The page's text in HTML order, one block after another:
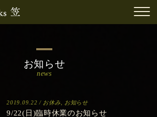
お知らせ
news
2019.09.22 / お休み お知らせ
9/22(日)臨時休業のお知らせ